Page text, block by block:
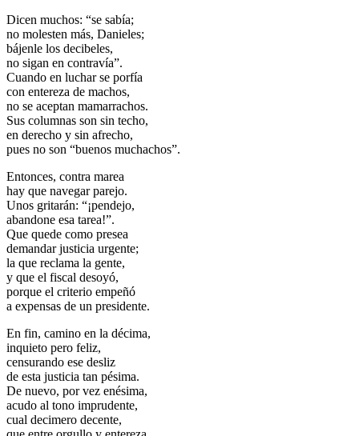
Dicen muchos: “se sabía;
no molesten más, Danieles;
bájenle los decibeles,
no sigan en contravía”.
Cuando en luchar se porfía
con entereza de machos,
no se aceptan mamarrachos.
Sus columnas son sin techo,
en derecho y sin afrecho,
pues no son “buenos muchachos”.
Entonces, contra marea
hay que navegar parejo.
Unos gritarán: “¡pendejo,
abandone esa tarea!”.
Que quede como presea
demandar justicia urgente;
la que reclama la gente,
y que el fiscal desoyó,
porque el criterio empeñó
a expensas de un presidente.
En fin, camino en la décima,
inquieto pero feliz,
censurando ese desliz
de esta justicia tan pésima.
De nuevo, por vez enésima,
acudo al tono imprudente,
cual decimero decente,